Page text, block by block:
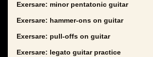
Exersare: minor pentatonic guitar
Exersare: hammer-ons on guitar
Exersare: pull-offs on guitar
Exersare: legato guitar practice